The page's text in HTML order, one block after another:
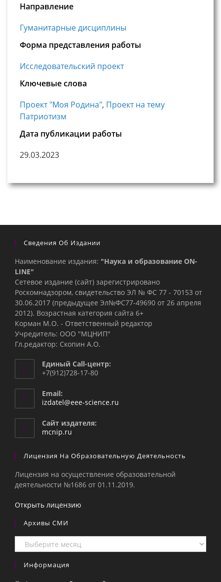
Направление
Гуманитарные дисциплины
Форма представления работы
Исследовательский проект
Ключевые слова
Проект "Моя Родина", Проект на тему
Патриотизм
Дата публикации работы
29.03.2023
Сведения Об Издании
Наименование издания: "Наука и образование ON-
LINE"
Сетевое издание (сайт) зарегистрировано
Роскомнадзором, свидетельство ЭЛ № ФС 77 - 70153 от
30.06.2017 (предыдущее Эл№ФC77-49690 от 26 апреля
2012). Возрастная категория сайта 6+
Корман М.О. - Ответственный редактор
Учредитель: ООО "МЦНИП"
Гл.редактор: Скопин А.О.
Единый Call-центр:
+7(912)728-17-80
Email:
izdatel@eee-science.ru
Сайт издателя:
mcnip.ru
Лицензия На Образовательную Деятельность
Лицензия на осуществление образовательной
деятельности №1686 от 01.11.2019.
Открыть лицензию
Архивы СМИ
Архивы
СМИ
Информация